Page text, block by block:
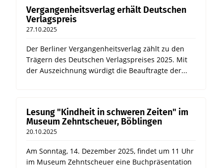
Vergangenheitsverlag erhält Deutschen
Verlagspreis
27.10.2025
Der Berliner Vergangenheitsverlag zählt zu den
Trägern des Deutschen Verlagspreises 2025. Mit
der Auszeichnung würdigt die Beauftragte der...
Lesung "Kindheit in schweren Zeiten" im
Museum Zehntscheuer, Böblingen
20.10.2025
Am Sonntag, 14. Dezember 2025, findet um 11 Uhr
im Museum Zehntscheuer eine Buchpräsentation